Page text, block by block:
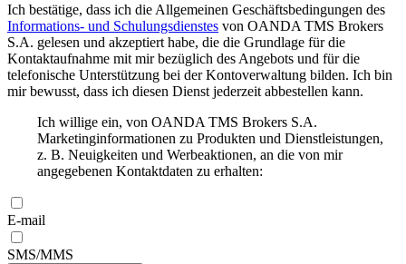
Ich bestätige, dass ich die Allgemeinen Geschäftsbedingungen des
Informations- und Schulungsdienstes von OANDA TMS Brokers
S.A. gelesen und akzeptiert habe, die die Grundlage für die
Kontaktaufnahme mit mir bezüglich des Angebots und für die
telefonische Unterstützung bei der Kontoverwaltung bilden. Ich bin
mir bewusst, dass ich diesen Dienst jederzeit abbestellen kann.
Ich willige ein, von OANDA TMS Brokers S.A.
Marketinginformationen zu Produkten und Dienstleistungen,
z. B. Neuigkeiten und Werbeaktionen, an die von mir
angegebenen Kontaktdaten zu erhalten:
E-mail
SMS/MMS